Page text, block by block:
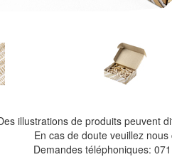
illustrations de produits peuvent
En cas de doute veuillez nous
Demandes téléphoniques: